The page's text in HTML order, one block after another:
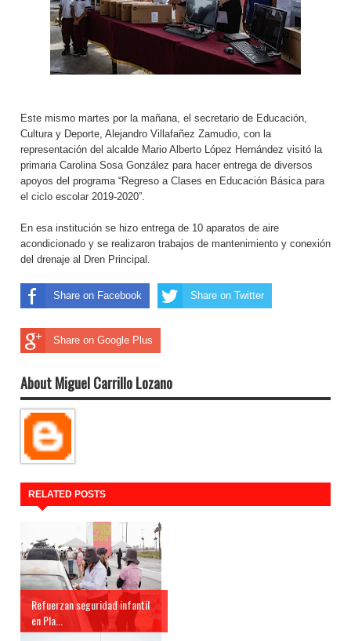
Este mismo martes por la mañana, el secretario de Educación,
Cultura y Deporte, Alejandro Villafañez Zamudio, con la
representación del alcalde Mario Alberto López Hernández visitó la
primaria Carolina Sosa González para hacer entrega de diversos
apoyos del programa “Regreso a Clases en Educación Básica para
el ciclo escolar 2019-2020”.
En esa institución se hizo entrega de 10 aparatos de aire
acondicionado y se realizaron trabajos de mantenimiento y conexión
del drenaje al Dren Principal.
Share on Facebook Share on Twitter
Share on Google Plus
About Miguel Carrillo Lozano
RELATED POSTS
Refuerzan seguridad infantil
en Pla...